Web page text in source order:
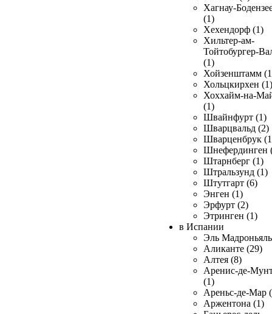
Хагнау-
(1)
Хехендорф (1)
Хильтер-ам-
Тойтобургер-
(1)
Хойзенштамм
Хольцкирхен (1)
Хоххайм-на-
(1)
Швайнфурт (1)
Шварцвальд (2)
Шварценбрук
Шнефердинген
Штарнберг (1)
Штральзунд (1)
Штутгарт (6)
Энген (1)
Эрфурт (2)
Этринген (1)
в Испании
Эль
Аликанте (29)
Алтея (8)
Аренис-де-
(1)
Ареньс-де-Мар
Аржентона (1)